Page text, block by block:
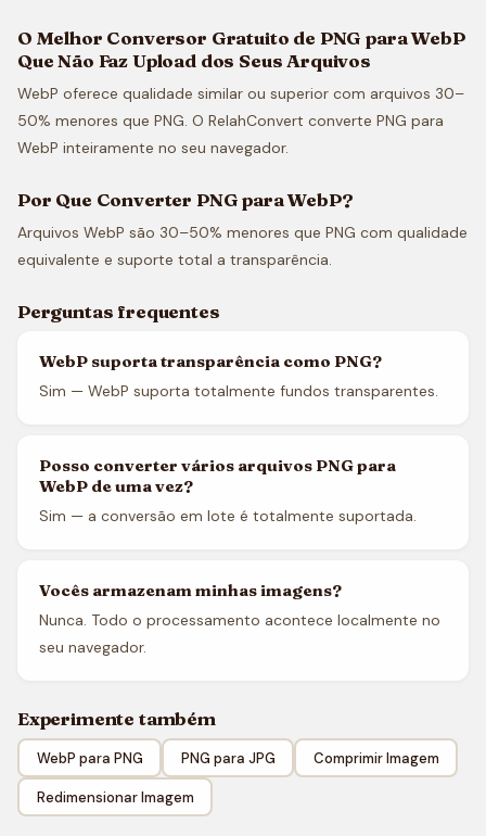
O Melhor Conversor Gratuito de PNG para WebP
Que Não Faz Upload dos Seus Arquivos
WebP oferece qualidade similar ou superior com arquivos 30–
50% menores que PNG. O RelahConvert converte PNG para
WebP inteiramente no seu navegador.
Por Que Converter PNG para WebP?
Arquivos WebP são 30–50% menores que PNG com qualidade
equivalente e suporte total a transparência.
Perguntas frequentes
WebP suporta transparência como PNG?
Sim — WebP suporta totalmente fundos transparentes.
Posso converter vários arquivos PNG para
WebP de uma vez?
Sim — a conversão em lote é totalmente suportada.
Vocês armazenam minhas imagens?
Nunca. Todo o processamento acontece localmente no
seu navegador.
Experimente também
WebP para PNG PNG para JPG Comprimir Imagem
Redimensionar Imagem